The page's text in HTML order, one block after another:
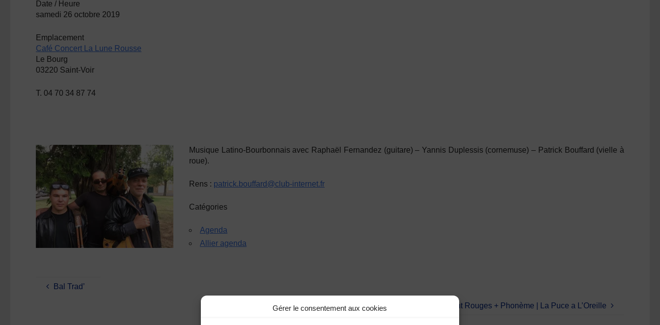
Gérer le consentement aux cookies
Date / Heure
samedi 26 octobre 2019
Emplacement
Café Concert La Lune Rousse
Le Bourg
03220 Saint-Voir
T. 04 70 34 87 74
Musique Latino-Bourbonnais avec Raphaël Fernandez (guitare) – Yannis Duplessis(cornemuse) – Patrick Bouffard (vielle à
roue).
Rens : patrick.bouffard@club-internet.fr
Catégories
Agenda
Allier agenda
Bal Trad’
Mes Souliers Sont Rouges + Phonème | La Puce a L’Oreille